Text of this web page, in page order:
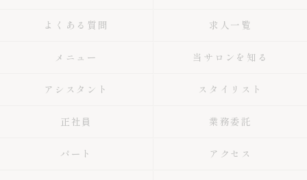
よくある質問 求人一覧
メニュー 当サロンを知る
アシスタント スタイリスト
正社員 業務委託
パート アクセス